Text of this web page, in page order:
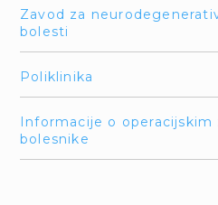
Zavod za
bolesti
Poliklinika
Informacije o operacijskim
bolesnike